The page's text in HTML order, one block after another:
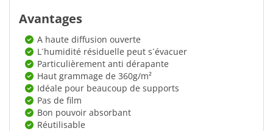
Avantages
A haute diffusion ouverte
L´humidité résiduelle peut s´évacuer
Particulièrement anti dérapante
Haut grammage de 360g/m²
Idéale pour beaucoup de supports
Pas de film
Bon pouvoir absorbant
Réutilisable